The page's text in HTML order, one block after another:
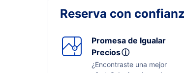
Reserva con
Promesa de Igualar
Preciosⓘ
¿Encontraste una mejor